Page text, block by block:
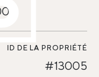
ID DE LA PROPRIÉTÉ
#13005